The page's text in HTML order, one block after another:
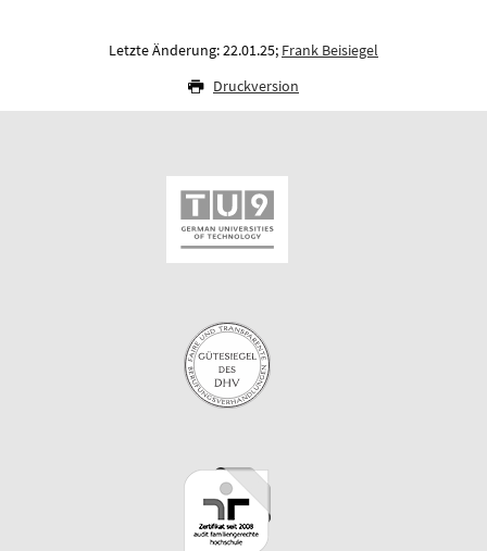
Letzte Änderung: 22.01.25; Frank Beisiegel
Druckversion